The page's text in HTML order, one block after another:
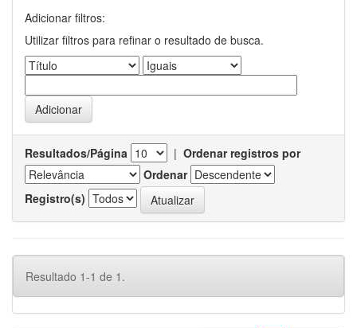
Adicionar filtros:
Utilizar filtros para refinar o resultado de busca.
Resultados/Página | Ordenar registros por
Ordenar
Registro(s)
Resultado 1-1 de 1.